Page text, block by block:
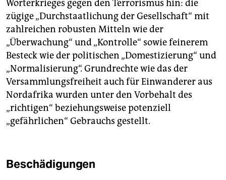
Wörterkrieges gegen den Terrorismus hin: die
zügige „Durchstaatlichung der Gesellschaft“ mit
zahlreichen robusten Mitteln wie der
„Überwachung“ und „Kontrolle“ sowie feinerem
Besteck wie der politischen „Domestizierung“ und
„Normalisierung“. Grundrechte wie das der
Versammlungsfreiheit auch für Einwanderer aus
Nordafrika wurden unter den Vorbehalt des
„richtigen“ beziehungsweise potenziell
„gefährlichen“ Gebrauchs gestellt.
Beschädigungen